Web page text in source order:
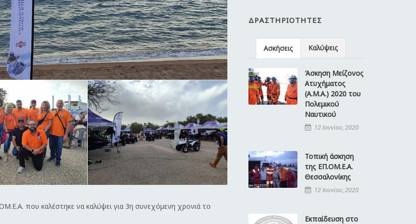
που καλέστηκε να καλύψει για 3η συνεχόμενη χρονιά το
ΔΡΑΣΤΗΡΙΌΤΗΤΕΣ
Ασκήσεις Καλύψεις
Άσκηση Μείζονος
Ατυχήματος
(Α.Μ.Α.) 2020 του
Πολεμικού
Ναυτικού
12 Ιουνίου, 2020
Τοπική άσκηση
της ΕΠ.ΟΜ.Ε.Α.
Θεσσαλονίκης
12 Ιουνίου, 2020
Εκπαίδευση στο